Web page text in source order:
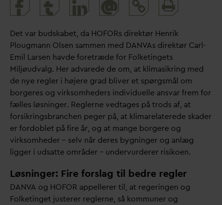
@
and
Det var budskabet, da HOFORs direktør Henrik
Plougmann Olsen sammen med DANVAs direktør Carl-
Emil Larsen havde foretræde for Folketingets
Miljøudvalg. Her advarede de om, at klimasikring med
de nye regler i højere grad bliver et spørgsmål om
borgeres og virksomheders individuelle ansvar frem for
fælles løsninger. Reglerne vedtages på trods af, at
forsikringsbranchen peger på, at klimarelaterede skader
er fordoblet på fire år, og at mange borgere og
virksomheder – selv når deres bygninger og anlæg
ligger i udsatte områder – undervurderer risikoen.
Løsninger: Fire forslag til bedre regler
DANVA og HOFOR appellerer til, at regeringen og
Folketinget justerer reglerne, så kommuner og